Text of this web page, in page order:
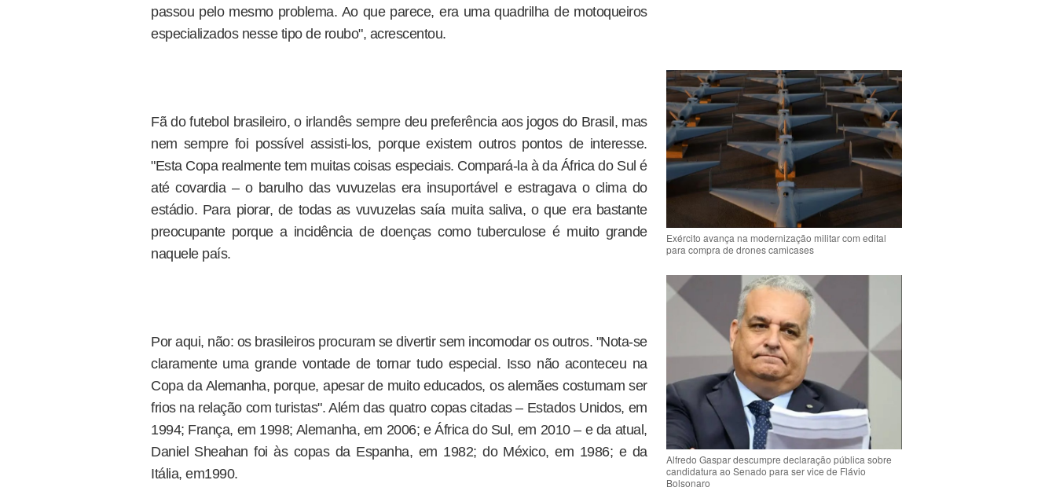
passou pelo mesmo problema. Ao que parece, era uma quadrilha de motoqueiros
especializados nesse tipo de roubo", acrescentou.
Fã do futebol brasileiro, o irlandês sempre deu preferência aos jogos do Brasil, mas
nem sempre foi possível assisti-los, porque existem outros pontos de interesse.
"Esta Copa realmente tem muitas coisas especiais. Compará-la à da África do Sul é
até covardia – o barulho das vuvuzelas era insuportável e estragava o clima do
estádio. Para piorar, de todas as vuvuzelas saía muita saliva, o que era bastante
preocupante porque a incidência de doenças como tuberculose é muito grande
naquele país.
Por aqui, não: os brasileiros procuram se divertir sem incomodar os outros. "Nota-se
claramente uma grande vontade de tornar tudo especial. Isso não aconteceu na
Copa da Alemanha, porque, apesar de muito educados, os alemães costumam ser
frios na relação com turistas". Além das quatro copas citadas – Estados Unidos, em
1994; França, em 1998; Alemanha, em 2006; e África do Sul, em 2010 – e da atual,
Daniel Sheahan foi às copas da Espanha, em 1982; do México, em 1986; e da
Itália, em1990.
Exército avança na modernização militar com edital
para compra de drones camicases
Alfredo Gaspar descumpre declaração pública sobre
candidatura ao Senado para ser vice de Flávio
Bolsonaro